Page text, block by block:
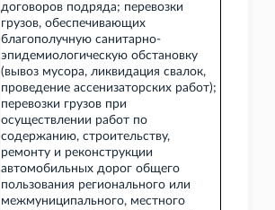
договоров подряда; перевозки
грузов, обеспечивающих
благополучную санитарно-
эпидемиологическую обстановку
(вывоз мусора, ликвидация свалок,
проведение ассенизаторских работ);
перевозки грузов при
осуществлении работ по
содержанию, строительству,
ремонту и реконструкции
автомобильных дорог общего
пользования регионального или
межмуниципального, местного